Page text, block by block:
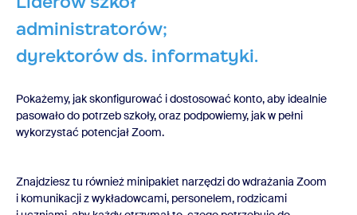
administratorów;
dyrektorów ds. informatyki.
Pokażemy, jak skonfigurować i dostosować konto, aby idealnie
pasowało do potrzeb szkoły, oraz podpowiemy, jak w pełni
wykorzystać potencjał Zoom.
Znajdziesz tu również minipakiet narzędzi do wdrażania Zoom
i komunikacji z wykładowcami, personelem, rodzicami